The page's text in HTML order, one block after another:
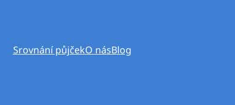
Srovnání půjčekO násBlog